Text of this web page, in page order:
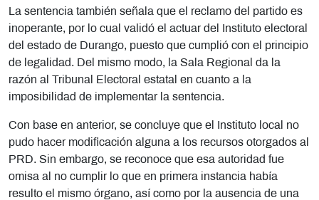
La sentencia también señala que el reclamo del partido es
inoperante, por lo cual validó el actuar del Instituto electoral
del estado de Durango, puesto que cumplió con el principio
de legalidad. Del mismo modo, la Sala Regional da la
razón al Tribunal Electoral estatal en cuanto a la
imposibilidad de implementar la sentencia.
Con base en anterior, se concluye que el Instituto local no
pudo hacer modificación alguna a los recursos otorgados al
PRD. Sin embargo, se reconoce que esa autoridad fue
omisa al no cumplir lo que en primera instancia había
resulto el mismo órgano, así como por la ausencia de una